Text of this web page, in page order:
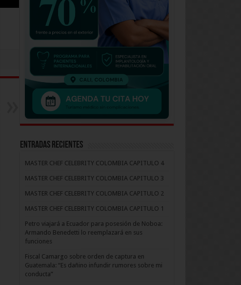
Entradas recientes
MASTER CHEF CELEBRITY COLOMBIA CAPITULO 4
MASTER CHEF CELEBRITY COLOMBIA CAPITULO 3
MASTER CHEF CELEBRITY COLOMBIA CAPITULO 2
MASTER CHEF CELEBRITY COLOMBIA CAPITULO 1
Petro viajará a Ecuador para posesión de Noboa:
Armando Benedetti lo reemplazará en sus
funciones
Fiscal Camargo sobre orden de captura en
Guatemala: “Es dañino infundir rumores sobre mi
conducta”